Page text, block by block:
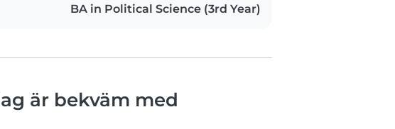
BA in Political Science (3rd Year)
är bekväm med